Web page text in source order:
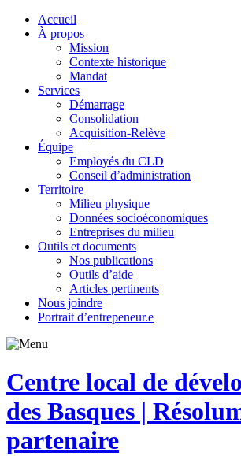
Accueil
À propos
Mission
Contexte historique
Mandat
Services
Démarrage
Consolidation
Acquisition-Relève
Équipe
Employés du CLD
Conseil d’administration
Territoire
Milieu physique
Données socioéconomiques
Entreprises du milieu
Outils et documents
Nos publications
Outils d’aide
Articles pertinents
Nous joindre
Portrait d’entrepeneur.e
Centre local de
des Basques |
partenaire